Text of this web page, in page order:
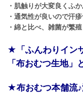
・肌触りが大変良くふか
・通気性が良いので汗
・綿と比べ、雑菌が繁
★「ふんわりイン
「布おむつ生地」
★布おむつ本舗流